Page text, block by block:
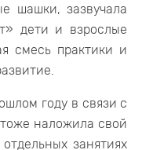
шашки, зазвучала
дети и взрослые
смесь практики и
году в связи с
наложила свой
занятиях